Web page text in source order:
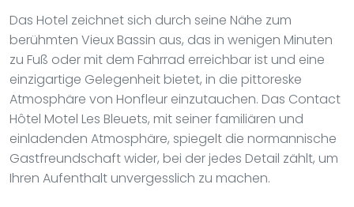
Das Hotel zeichnet sich durch seine Nähe zum
berühmten Vieux Bassin aus, das in wenigen Minuten
zu Fuß oder mit dem Fahrrad erreichbar ist und eine
einzigartige Gelegenheit bietet, in die pittoreske
Atmosphäre von Honfleur einzutauchen. Das Contact
Hôtel Motel Les Bleuets, mit seiner familiären und
einladenden Atmosphäre, spiegelt die normannische
Gastfreundschaft wider, bei der jedes Detail zählt, um
Ihren Aufenthalt unvergesslich zu machen.